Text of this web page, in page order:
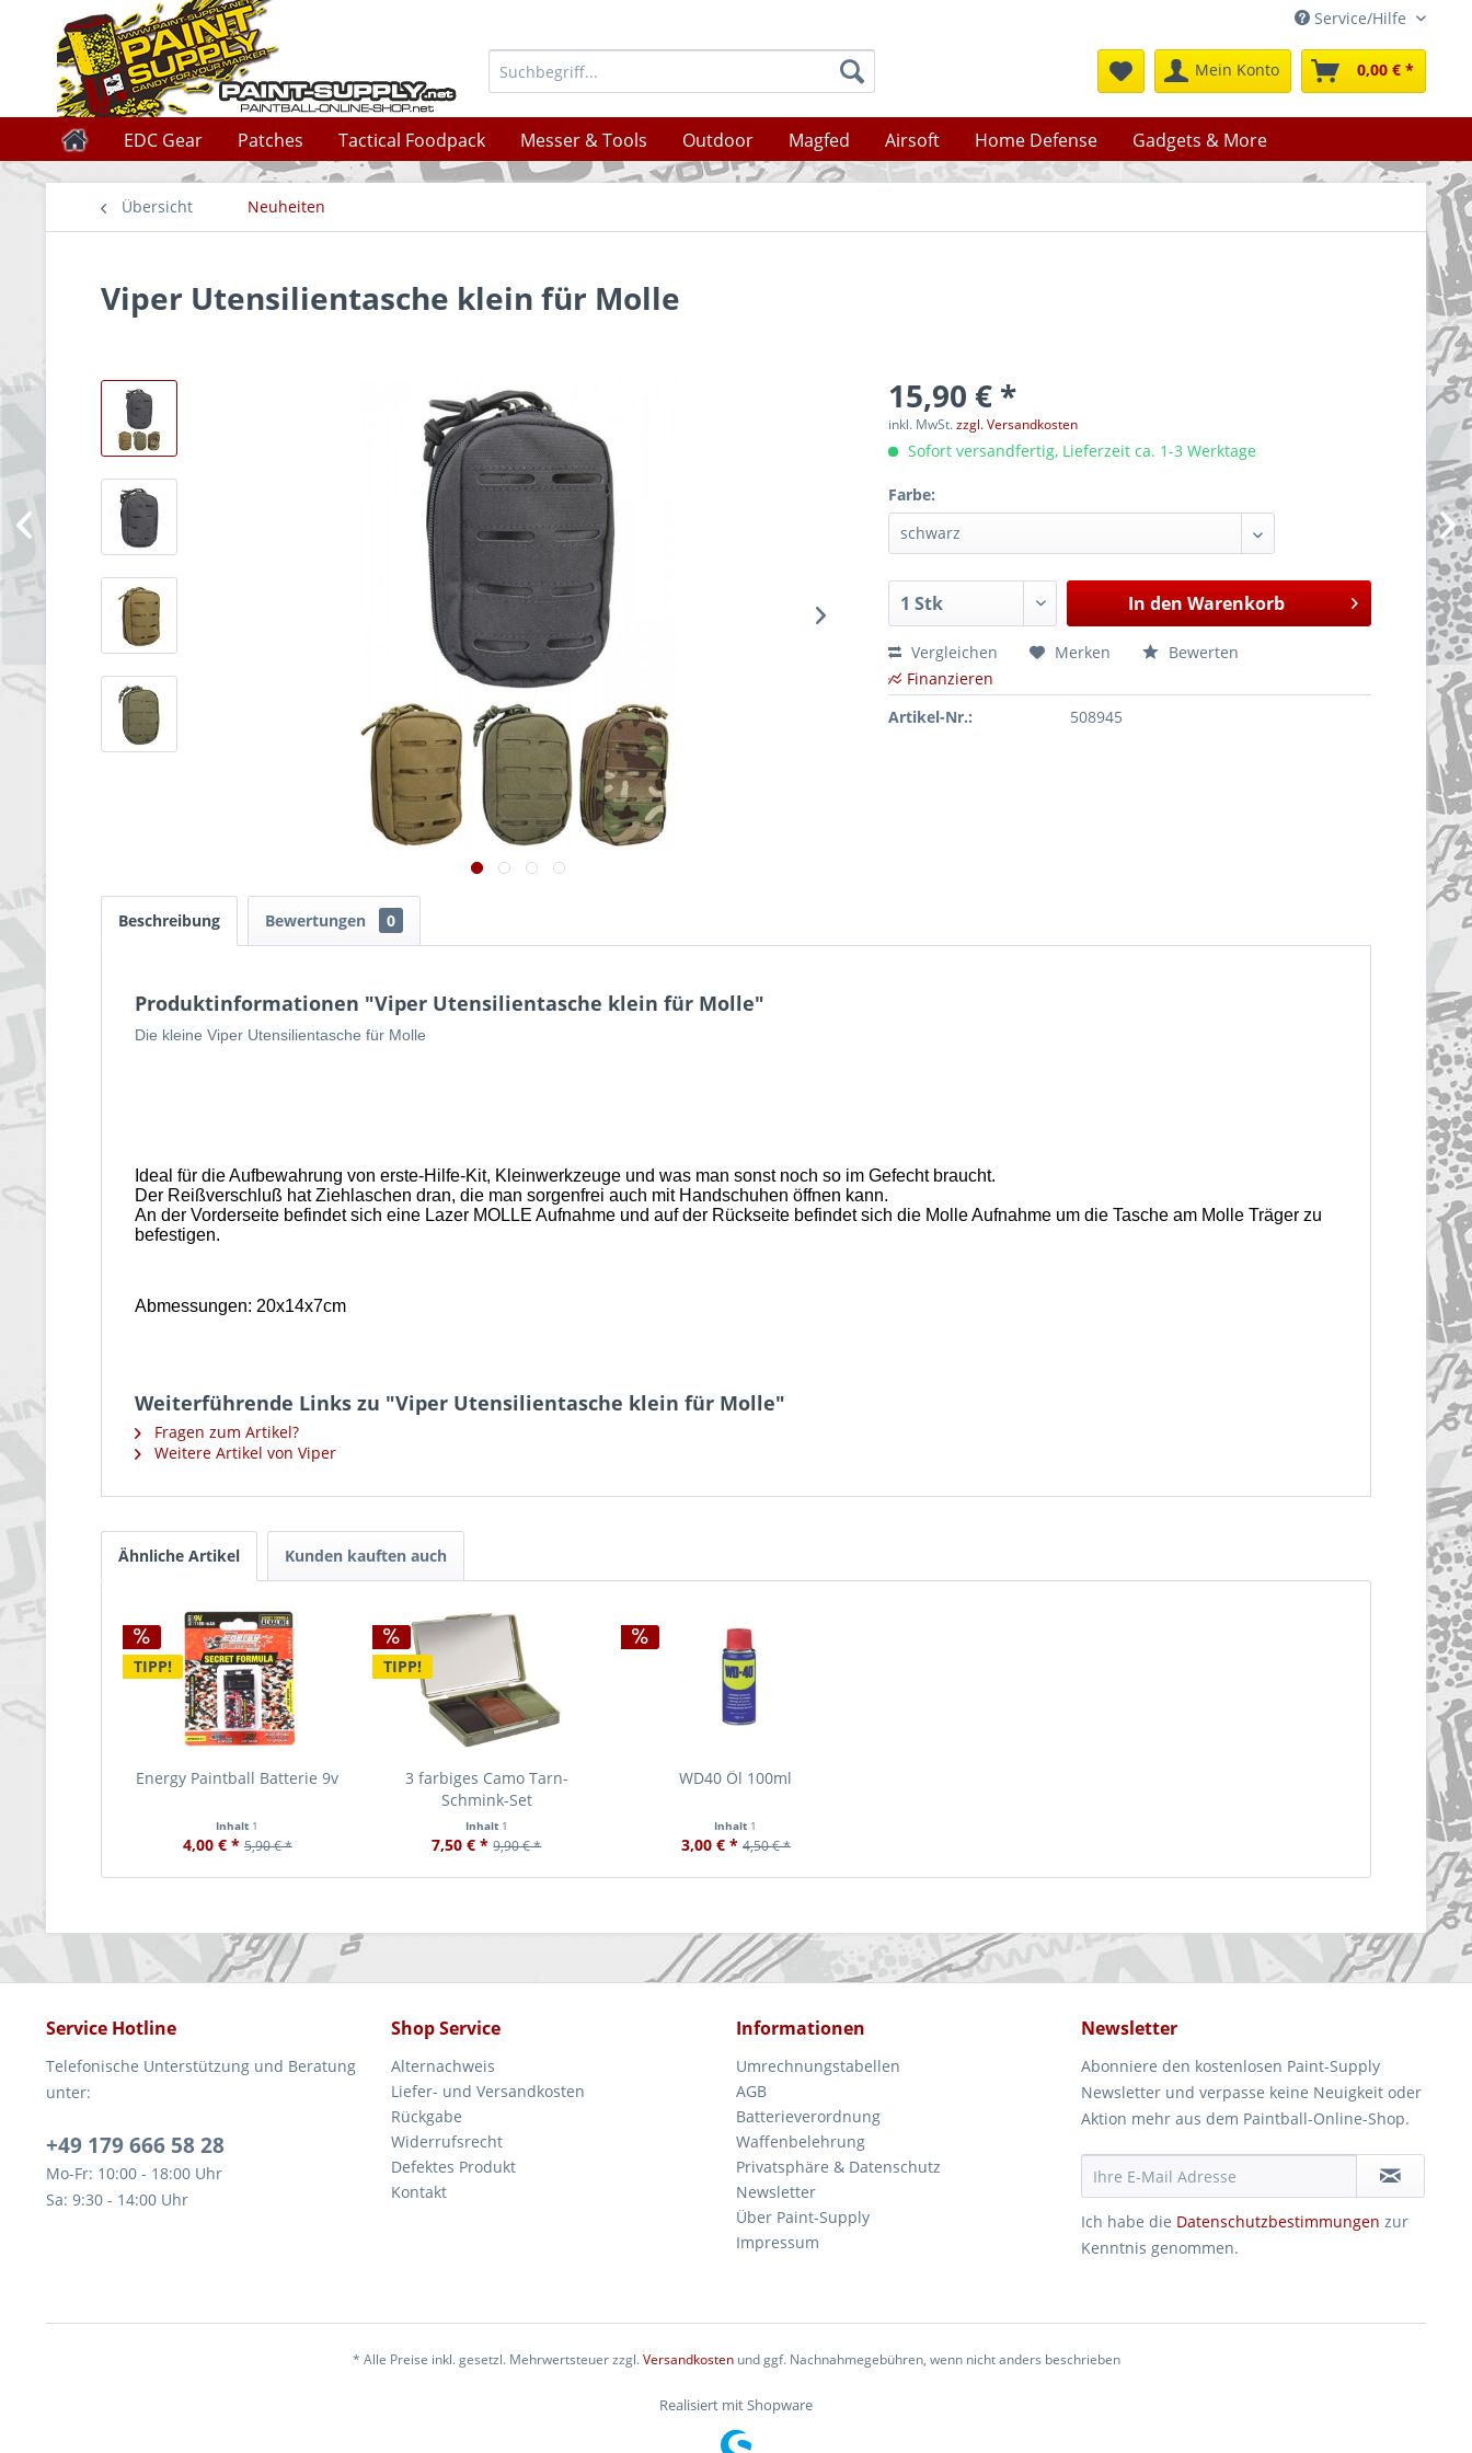
Service/Hilfe
Mein Konto 0,00 € *
EDC Gear Patches Tactical Foodpack Messer & Tools Outdoor Magfed Airsoft Home Defense Gadgets & More
Übersicht Neuheiten
Viper Utensilientasche klein für Molle
15,90 € *
inkl. MwSt.zzgl. Versandkosten
Sofort versandfertig, Lieferzeit ca. 1-3 Werktage
Farbe:
In den Warenkorb
Vergleichen Merken
Bewerten
Finanzieren
Artikel-Nr.:
508945
Beschreibung Bewertungen 0
Produktinformationen "Viper Utensilientasche klein für Molle"
Die kleine Viper Utensilientasche für Molle
Ideal für die Aufbewahrung von erste-Hilfe-Kit, Kleinwerkzeuge und was man sonst noch so im Gefecht braucht.
Der Reißverschluß hat Ziehlaschen dran, die man sorgenfrei auch mit Handschuhen öffnen kann.
An der Vorderseite befindet sich eine Lazer MOLLE Aufnahme und auf der Rückseite befindet sich die Molle Aufnahme um die Tasche am Molle Träger zu
befestigen.
Abmessungen: 20x14x7cm
Weiterführende Links zu "Viper Utensilientasche klein für Molle"
Fragen zum Artikel?
Weitere Artikel von Viper
Ähnliche Artikel Kunden kauften auch
TIPP!
Energy Paintball Batterie 9v
Inhalt 1
4,00 € * 5,90 € *
TIPP!
3 farbiges Camo Tarn-
Schmink-Set
Inhalt 1
7,50 € * 9,90 € *
WD40 Öl 100ml
Inhalt 1
3,00 € * 4,50 € *
Service Hotline
Telefonische Unterstützung und Beratung
unter:
+49 179 666 58 28
Mo-Fr: 10:00 - 18:00 Uhr
Sa: 9:30 - 14:00 Uhr
Shop Service
Alternachweis
Liefer- und Versandkosten
Rückgabe
Widerrufsrecht
Defektes Produkt
Kontakt
Informationen
Umrechnungstabellen
AGB
Batterieverordnung
Waffenbelehrung
Privatsphäre & Datenschutz
Newsletter
Über Paint-Supply
Impressum
Newsletter
Abonniere den kostenlosen Paint-Supply
Newsletter und verpasse keine Neuigkeit oder
Aktion mehr aus dem Paintball-Online-Shop.
Ich habe die Datenschutzbestimmungen zur
Kenntnis genommen.
* Alle Preise inkl. gesetzl. Mehrwertsteuer zzgl.Versandkostenund ggf. Nachnahmegebühren, wenn nicht anders beschrieben
Realisiert mit Shopware